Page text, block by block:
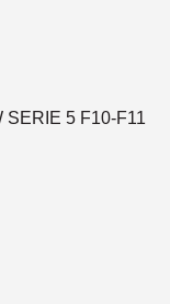
SERIE 5 F10-F11